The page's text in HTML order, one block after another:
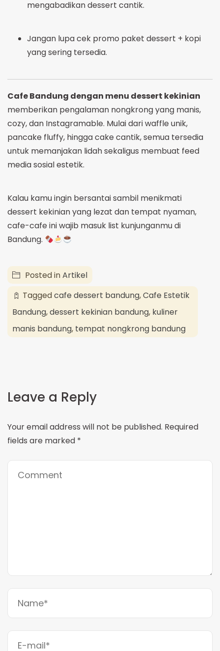
mengabadikan dessert cantik.
Jangan lupa cek promo paket dessert + kopi
yang sering tersedia.
Cafe Bandung dengan menu dessert kekinian
memberikan pengalaman nongkrong yang manis,
cozy, dan Instagramable. Mulai dari waffle unik,
pancake fluffy, hingga cake cantik, semua tersedia
untuk memanjakan lidah sekaligus membuat feed
media sosial estetik.
Kalau kamu ingin bersantai sambil menikmati
dessert kekinian yang lezat dan tempat nyaman,
cafe-cafe ini wajib masuk list kunjunganmu di
Bandung.
Posted inArtikel
Taggedcafe dessert bandung,Cafe Estetik
Bandung,dessert kekinian bandung, kuliner
manis bandung, tempat nongkrong bandung
Leave a Reply
Your email address will not be published. Required
fields are marked *